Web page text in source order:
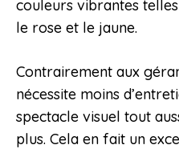
couleurs vibrantes
le rose et le jaune.
Contrairement aux
nécessite moins
spectacle visuel tout
plus. Cela en fait un